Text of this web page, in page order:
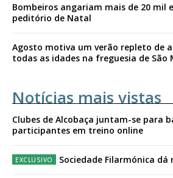
Bombeiros angariam mais de 20 mil
peditório de Natal
Agosto motiva um verão repleto de
todas as idades na freguesia de
Notícias mais vistas
Clubes de Alcobaça juntam-se para
participantes em treino online
Sociedade Filarmónica dá